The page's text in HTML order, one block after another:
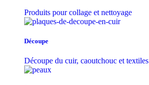
Produits pour collage et nettoyage
Découpe
Découpe du cuir, caoutchouc et textiles